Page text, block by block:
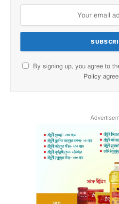
By signing up, you agree to
Policy